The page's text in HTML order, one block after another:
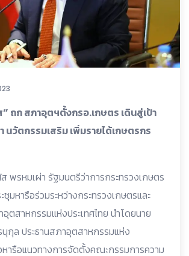
ถก สภาอุตฯตั้งกรอ.เกษตร เดินสู่เป้า
นวัตกรรมเสริม เพิ่มรายได้เกษตรกร
พรหมเผ่า รัฐมนตรีว่าการกระทรวงเกษตร
มหารือร่วมระหว่างกระทรวงเกษตรและ
สาหกรรมแห่งประเทศไทย นำโดยนาย
นุกุล ประธานสภาอุตสาหกรรมแห่ง
หารือแนวทางการจัดตั้งคณะกรรมการความ